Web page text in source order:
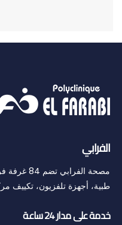
الفرابي
مصحة
طبية، أجهزة تلفزيون، تكييف
خدمة على مدار 24 ساعة